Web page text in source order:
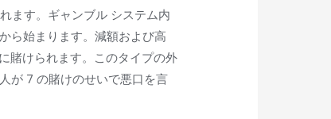
ます。ギャンブル システム内
ら始まります。減額および高
賭けられます。このタイプの外
が 7 の賭けのせいで悪口を言